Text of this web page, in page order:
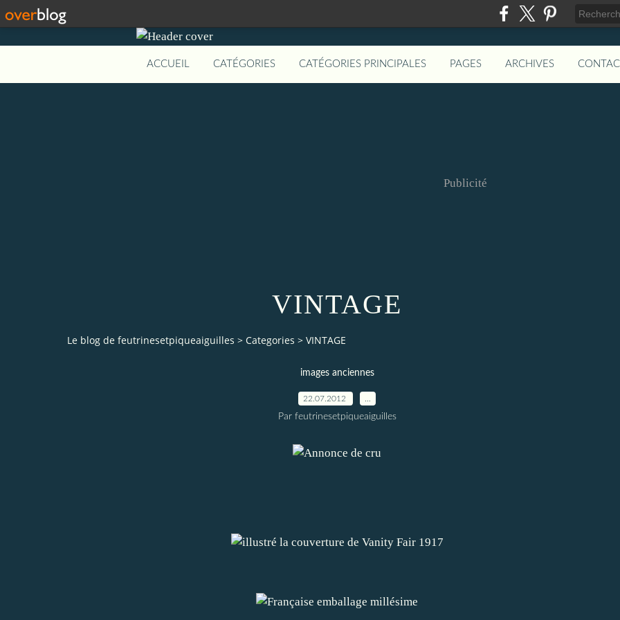
ACCUEIL CATÉGORIES CATÉGORIES PRINCIPALES PAGES ARCHIVES
Publicité
VINTAGE
Le blog de feutrinesetpiqueaiguilles > Categories > VINTAGE
images anciennes
22.07.2012
Par feutrinesetpiqueaiguilles